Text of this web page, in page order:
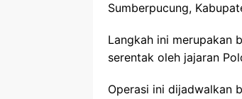
Sumberpucung,
Langkah ini merupakan
serentak oleh jajaran
Operasi ini dijadwalkan